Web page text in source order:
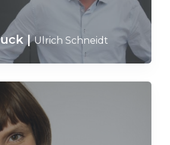
|Ulrich Schneidt